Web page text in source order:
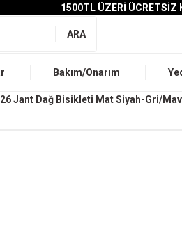
1500TL ÜZERİ ÜCRETSİZ
ARA
Bakım/Onarım
Jant Dağ Bisikleti Mat Siyah-Gri/